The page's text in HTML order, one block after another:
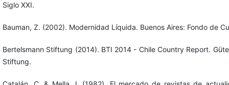
Siglo XXI.
Bauman, Z. (2002). Modernidad Líquida. Buenos Aires: Fondo de
Bertelsmann Stiftung (2014). BTI 2014 - Chile Country Report.
Stiftung.